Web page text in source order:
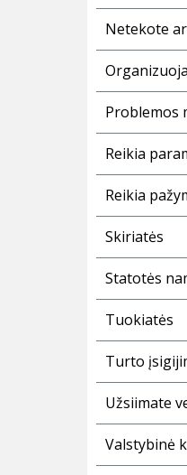
Netekote
Problemos
Reikia
Reikia
Skiriatės
Statotės
Tuokiatės
Turto
Užsiimate
Valstybinė